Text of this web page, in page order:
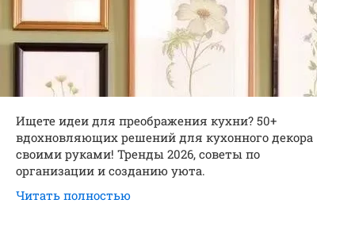
Ищете идеи для преображения кухни? 50+
вдохновляющих решений для кухонного декора
своими руками! Тренды 2026, советы по
организации и созданию уюта.
Читать полностью